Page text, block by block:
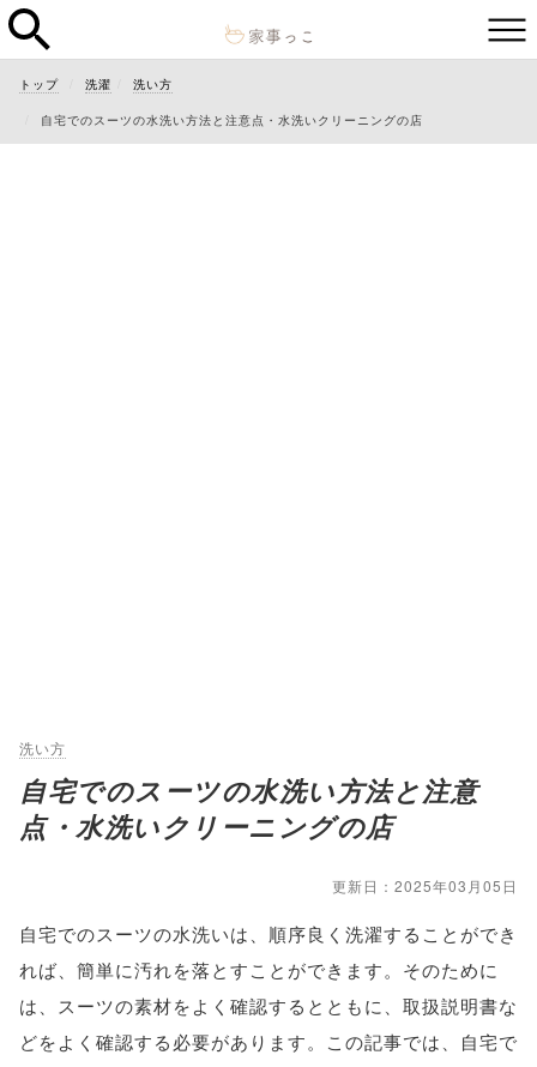
トップ 洗濯 洗い方
自宅でのスーツの水洗い方法と注意点・水洗いクリーニングの店
洗い方
自宅でのスーツの水洗い方法と注意
点・水洗いクリーニングの店
更新日：2025年03月05日
自宅でのスーツの水洗いは、順序良く洗濯することができ
れば、簡単に汚れを落とすことができます。そのために
は、スーツの素材をよく確認するとともに、取扱説明書な
どをよく確認する必要があります。この記事では、自宅で